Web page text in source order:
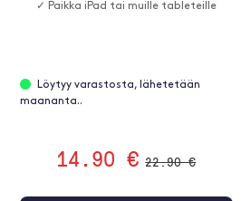
✓ Paikka iPad tai muille tableteille
Löytyy varastosta, lähetetään
maananta..
14.90 € 22.90 €